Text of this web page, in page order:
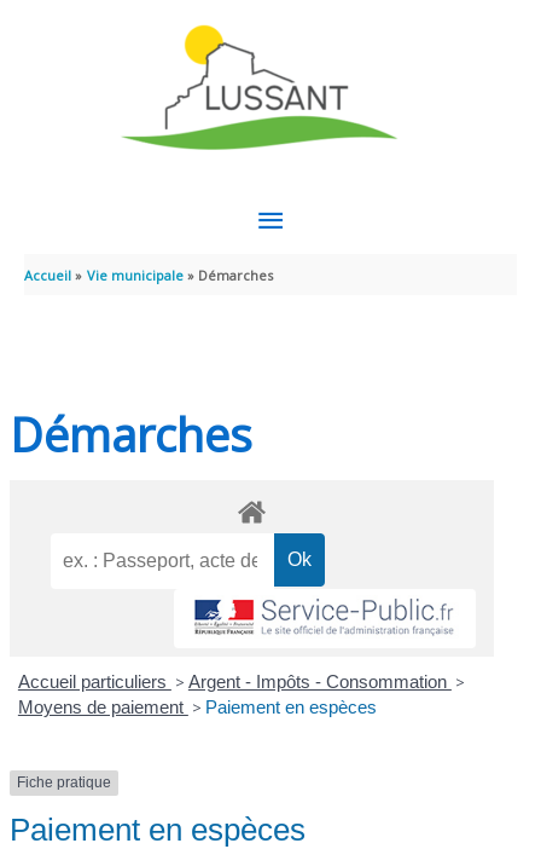
MENU
PRINCIPAL
Accueil Vie municipale Démarches
Démarches
Accueil particuliers > Argent - Impôts - Consommation >
Moyens de paiement > Paiement en espèces
Fiche pratique
Paiement en espèces